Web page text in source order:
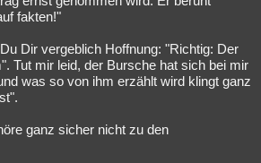
fakten!"
Dir vergeblich Hoffnung: "Richtig: Der
Tut mir leid, der Bursche hat sich bei mir
was so von ihm erzählt wird klingt ganz
ganz sicher nicht zu den